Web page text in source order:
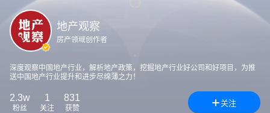
地产观察
房产领域创作者
深度观察中国地产行业，解析地产政策，挖掘地产行业好公司和好项目，为推
送中国地产行业提升和进步尽绵薄之力！
2.3w
粉丝
1
关注
831
获赞
关注